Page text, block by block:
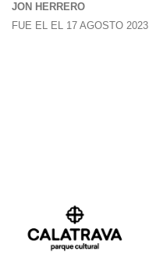
JON HERRERO
FUE EL EL 17 AGOSTO 2023